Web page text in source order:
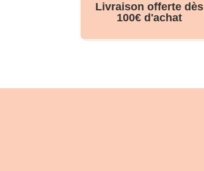
Livraison offerte dès
100€ d'achat